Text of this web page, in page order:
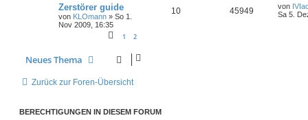
Zerstörer guide
von KLOmann » So 1.
Nov 2009, 16:35
1 2
10 45949 von
Sa 5.
Neues Thema
Zurück zur Foren-Übersicht
BERECHTIGUNGEN IN DIESEM FORUM